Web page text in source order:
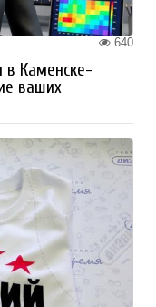
640
Каменске-
ваших